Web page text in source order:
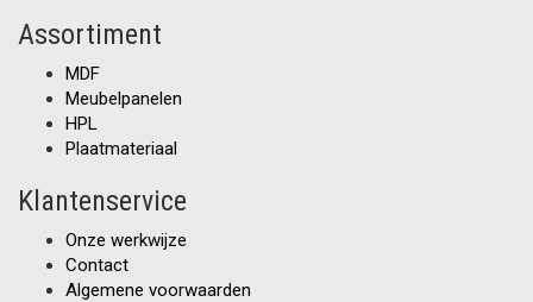
Assortiment
MDF
Meubelpanelen
HPL
Plaatmateriaal
Klantenservice
Onze werkwijze
Contact
Algemene voorwaarden